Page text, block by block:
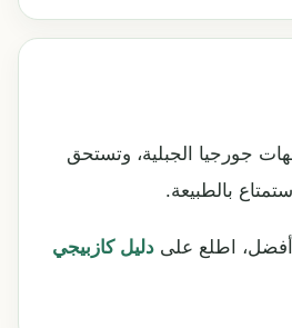
جورجيا الجبلية، وتستحق
بالطبيعة.
أفضل، اطلع على دليل كازبيجي